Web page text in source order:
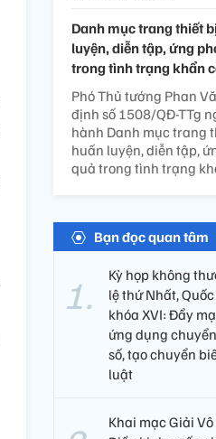
Danh mục trang thiết
luyện, diễn tập, ứng
trong tình trạng khẩn
Phó Thủ tướng Phan
định số 1508/QĐ-TTg
hành Danh mục trang
huấn luyện, diễn tập,
quả trong tình trạng
Bạn đọc quan tâm
Kỳ họp không
lệ thứ Nhất,
khóa XVI: Đẩy
ứng dụng
số, tạo chuyển
luật
Khai mạc Giải